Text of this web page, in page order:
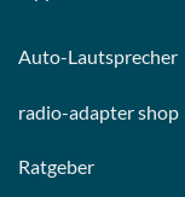
Auto-Lautsprecher
radio-adapter shop
Ratgeber